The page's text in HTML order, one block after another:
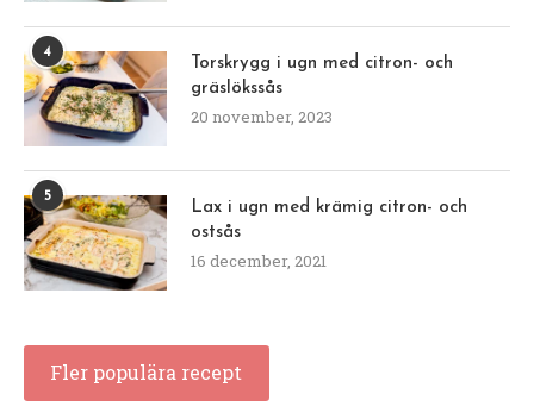
4
Torskrygg i ugn med citron- och
gräslökssås
20 november, 2023
5
Lax i ugn med krämig citron- och
ostsås
16 december, 2021
Fler populära recept